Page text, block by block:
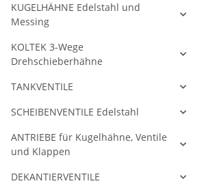
KUGELHÄHNE Edelstahl und
Messing
KOLTEK 3-Wege
Drehschieberhähne
TANKVENTILE
SCHEIBENVENTILE Edelstahl
ANTRIEBE für Kugelhähne, Ventile
und Klappen
DEKANTIERVENTILE